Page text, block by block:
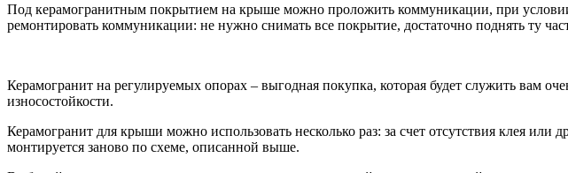
Под керамогранитным покрытием на крыше можно проложить коммуникации, при
ремонтировать коммуникации: не нужно снимать все покрытие, достаточно поднять ту
Керамогранит на регулируемых опорах – выгодная покупка, которая будет служить вам
износостойкости.
Керамогранит для крыши можно использовать несколько раз: за счет отсутствия клея
монтируется заново по схеме, описанной выше.